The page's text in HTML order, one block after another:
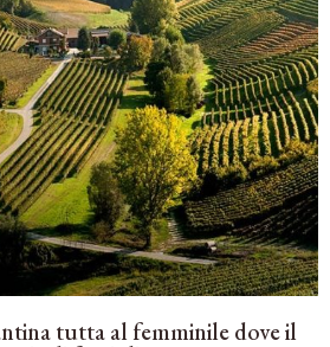
tutta al femminile dove il